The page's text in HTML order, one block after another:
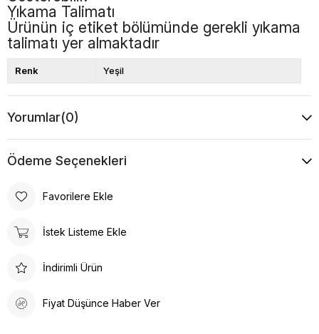
Yıkama Talimatı
Ürünün iç etiket bölümünde gerekli yıkama
talimatı yer almaktadır
Renk Yeşil
Yorumlar(0)
Ödeme Seçenekleri
Favorilere Ekle
İstek Listeme Ekle
İndirimli Ürün
Fiyat Düşünce Haber Ver